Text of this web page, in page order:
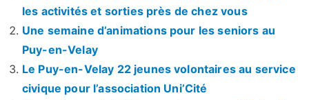
les activités et sorties près de chez vous
Une semaine d’animations pour les seniors au
Puy-en-Velay
Le Puy-en-Velay 22 jeunes volontaires au service
civique pour l’association Uni’Cité